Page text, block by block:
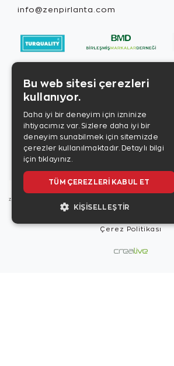
info@zenpirlanta.com
Copyright © 2026, Zen Diamond
Zen Diamond Birleşmiş
Turquality Destek Programı
Çerez Politikası
Bu web sitesi çerezleri
kullanıyor.
Daha iyi bir deneyim için izninize
ihtiyacımız var. Sizlere daha iyi bir
deneyim sunabilmek için sitemizde
çerezler kullanılmaktadır. Detaylı bilgi
için tıklayınız.
TÜM ÇEREZLERI KABUL ET
KIŞISELLEŞTIR